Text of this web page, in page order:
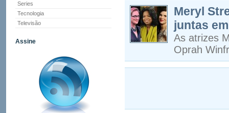
Series
Tecnologia
Televisão
Assine
Meryl
juntas
As atrizes
Oprah